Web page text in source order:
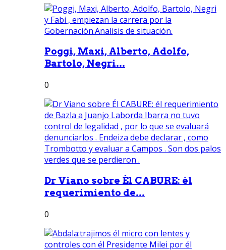
Poggi, Maxi, Alberto, Adolfo,
Bartolo, Negri...
0
Dr Viano sobre Él CABURE: él
requerimiento de...
0